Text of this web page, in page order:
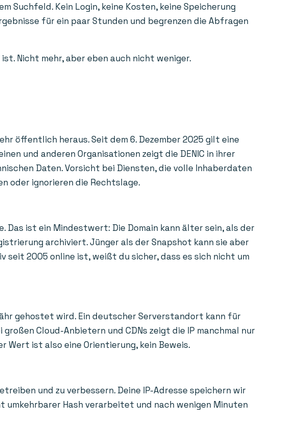
Suchfeld. Kein Login, keine Kosten, keine Speicherung
für ein paar Stunden und begrenzen die Abfragen
Nicht mehr, aber eben auch nicht weniger.
öffentlich heraus. Seit dem 6. Dezember 2025 gilt eine
und anderen Organisationen zeigt die DENIC in ihrer
Daten. Vorsicht bei Diensten, die volle Inhaberdaten
oder ignorieren die Rechtslage.
ist ein Mindestwert: Die Domain kann älter sein, als der
archiviert. Jünger als der Snapshot kann sie aber
seit 2005 online ist, weißt du sicher, dass es sich nicht um
gehostet wird. Ein deutscher Serverstandort kann für
Cloud-Anbietern und CDNs zeigt die IP manchmal nur
ist also eine Orientierung, kein Beweis.
und zu verbessern. Deine IP-Adresse speichern wir
Hash verarbeitet und nach wenigen Minuten